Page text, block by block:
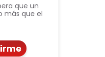
que un
más que el